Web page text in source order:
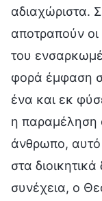
αδιαχώριστα.
αποτραπούν
του
φορά έμφαση
ένα και εκ
η παραμέληση
άνθρωπο,
στα
συνέχεια, ο